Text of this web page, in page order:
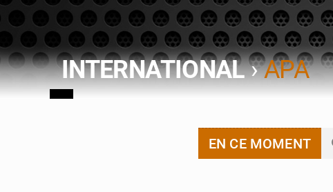
INTERNATIONAL›APA
EN CE MOMENT